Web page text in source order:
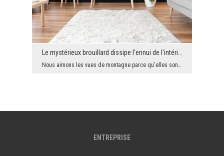
Nous aimons les vues de montagne parce qu'elles sont très énergétiques et magnétiques. Et si un t...
ENTREPRISE